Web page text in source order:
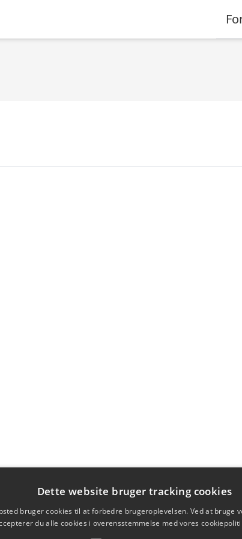
Dette website bruger tracking cookies
bruger cookies til at forbedre brugeroplevelsen. Ved at bruge
du alle cookies i overensstemmelse med vores